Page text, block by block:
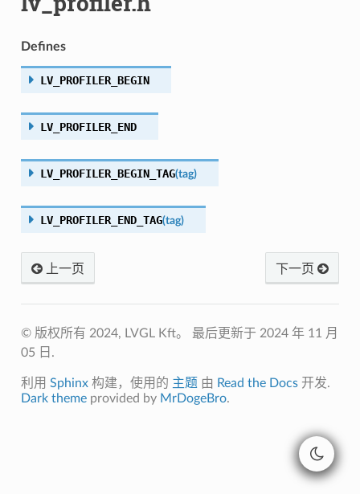
Defines
LV_PROFILER_BEGIN
LV_PROFILER_END
LV_PROFILER_BEGIN_TAG(tag)
LV_PROFILER_END_TAG(tag)
上一页 下一页
© 版权所有 2024, LVGL Kft。 最后更新于 2024 年 11 月
05 日.
利用 Sphinx构建，使用的 主题 由 Read the Docs开发.
Dark themeprovided by MrDogeBro.